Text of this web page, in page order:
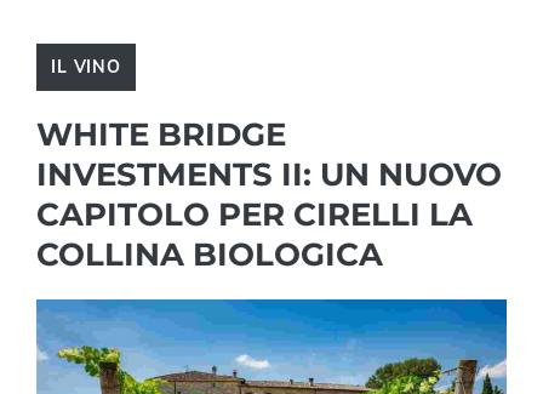
IL VINO
WHITE BRIDGE
INVESTMENTS II: UN NUOVO
CAPITOLO PER CIRELLI LA
COLLINA BIOLOGICA